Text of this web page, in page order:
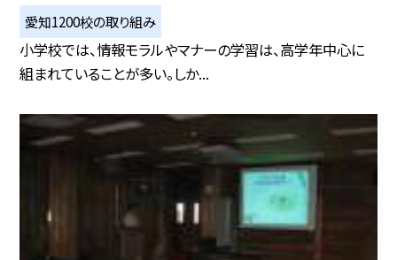
愛知1200校の取り組み
小学校では、情報モラルやマナーの学習は、高学年中心に
組まれていることが多い。しか...